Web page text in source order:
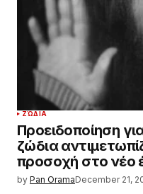
ΖΏΔΙΑ
Προειδοποίηση
ζώδια
προσοχή στο νέο
by Pan OramaDecember 21,